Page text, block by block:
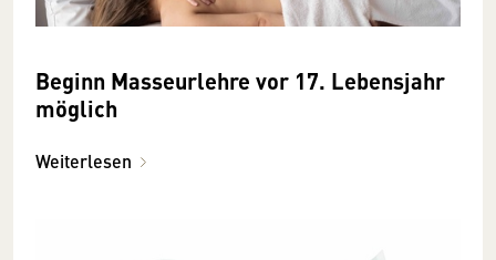
Beginn Masseurlehre vor 17. Lebensjahr
möglich
Weiterlesen